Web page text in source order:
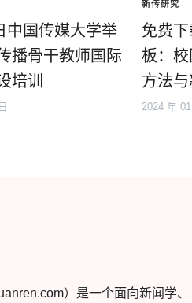
中国传媒大学举
播骨干教师国际
培训
新传研究
免费
板：
方法
2024 年
）是一个面向新闻学、